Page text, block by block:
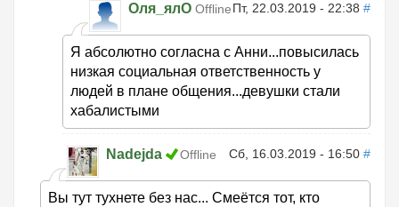
Оля_ялО Offline Пт, 22.03.2019 - 22:38 #
Я абсолютно согласна с Анни...повысилась
низкая социальная ответственность у
людей в плане общения...девушки стали
хабалистыми
Nadejda Offline Сб, 16.03.2019 - 16:50 #
Вы тут тухнете без нас... Смеётся тот, кто